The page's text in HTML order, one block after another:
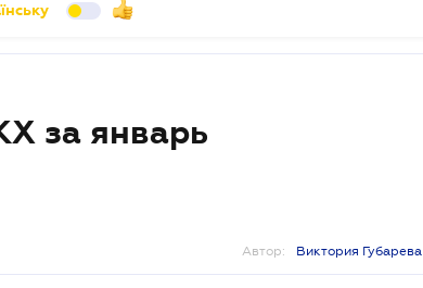
за январь
Автор: Виктория Губарева